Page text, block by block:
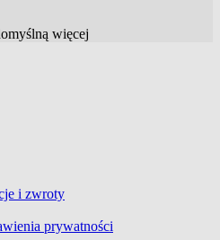
więcej
i zwroty
prywatności